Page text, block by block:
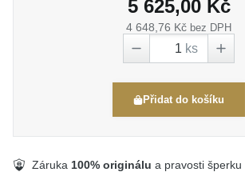
5 625,00 Kč
4 648,76 Kč bez DPH
ks
Přidat do košíku
Záruka 100% originálu a pravosti šperku